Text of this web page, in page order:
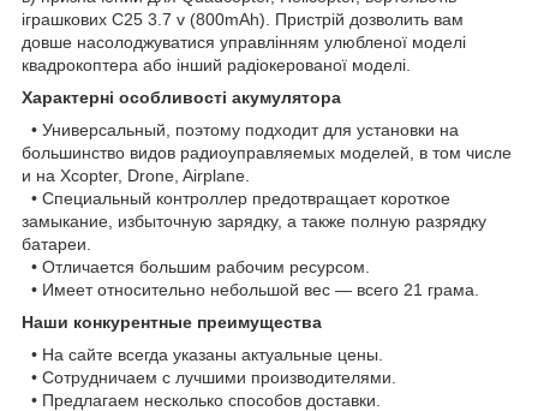
іграшкових C25 3.7 v (800mAh). Пристрій дозволить вам
довше насолоджуватися управлінням улюбленої моделі
квадрокоптера або інший радіокерованої моделі.
Характерні особливості акумулятора
• Универсальный, поэтому подходит для установки на
большинство видов радиоуправляемых моделей, в том числе
и на Xcopter, Drone, Airplane.
• Специальный контроллер предотвращает короткое
замыкание, избыточную зарядку, а также полную разрядку
батареи.
• Отличается большим рабочим ресурсом.
• Имеет относительно небольшой вес — всего 21 грама.
Наши конкурентные преимущества
• На сайте всегда указаны актуальные цены.
• Сотрудничаем с лучшими производителями.
• Предлагаем несколько способов доставки.